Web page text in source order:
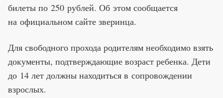
билеты по 250 рублей. Об этом сообщается
на официальном сайте зверинца.
Для свободного прохода родителям необходимо взять
документы, подтверждающие возраст ребенка. Дети
до 14 лет должны находиться в сопровождении
взрослых.